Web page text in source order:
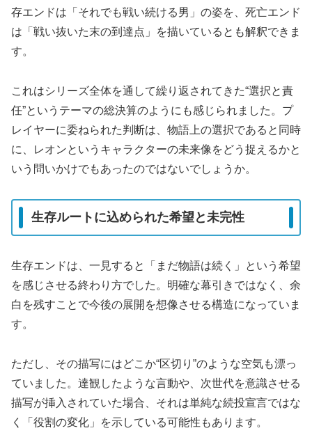
存エンドは「それでも戦い続ける男」の姿を、死亡エンド
は「戦い抜いた末の到達点」を描いているとも解釈できま
す。
これはシリーズ全体を通して繰り返されてきた“選択と責
任”というテーマの総決算のようにも感じられました。プ
レイヤーに委ねられた判断は、物語上の選択であると同時
に、レオンというキャラクターの未来像をどう捉えるかと
いう問いかけでもあったのではないでしょうか。
生存ルートに込められた希望と未完性
生存エンドは、一見すると「まだ物語は続く」という希望
を感じさせる終わり方でした。明確な幕引きではなく、余
白を残すことで今後の展開を想像させる構造になっていま
す。
ただし、その描写にはどこか“区切り”のような空気も漂っ
ていました。達観したような言動や、次世代を意識させる
描写が挿入されていた場合、それは単純な続投宣言ではな
く「役割の変化」を示している可能性もあります。